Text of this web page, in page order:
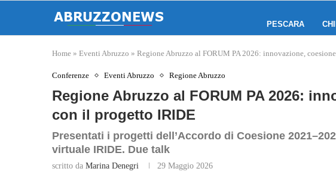
PESCARA
Home » Eventi Abruzzo » Regione Abruzzo al FORUM PA 2026: innovazione,
Conferenze Eventi Abruzzo Regione Abruzzo
Regione Abruzzo al FORUM PA 2026:
con il progetto IRIDE
Presentati i progetti dell’Accordo di Coesione
virtuale IRIDE. Due talk
scritto da Marina Denegri 29 Maggio 2026